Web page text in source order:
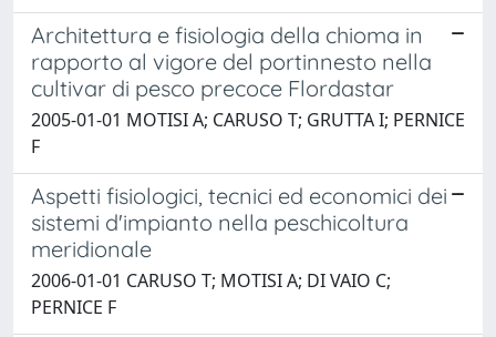
Architettura e fisiologia della chioma in
rapporto al vigore del portinnesto nella
cultivar di pesco precoce Flordastar
2005-01-01 MOTISI A; CARUSO T; GRUTTA I; PERNICE
F
Aspetti fisiologici, tecnici ed economici dei
sistemi d'impianto nella peschicoltura
meridionale
2006-01-01 CARUSO T; MOTISI A; DI VAIO C;
PERNICE F